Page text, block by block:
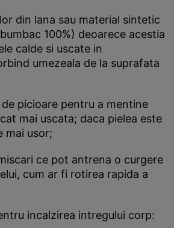
din lana sau material sintetic
100%) deoarece acestia
calde si uscate in
umezeala de la suprafata
picioare pentru a mentine
mai uscata; daca pielea este
mai usor;
ce pot antrena o curgere
cum ar fi rotirea rapida a
incalzirea intregului corp: